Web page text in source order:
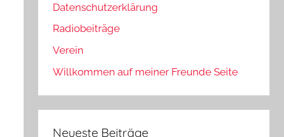
Datenschutzerklärung
Radiobeiträge
Verein
Willkommen auf meiner Freunde Seite
Neueste Beiträge